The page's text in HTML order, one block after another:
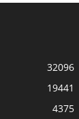
32096
19441
4375